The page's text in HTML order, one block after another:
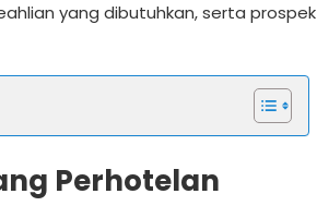
yang dibutuhkan, serta prospek
Perhotelan